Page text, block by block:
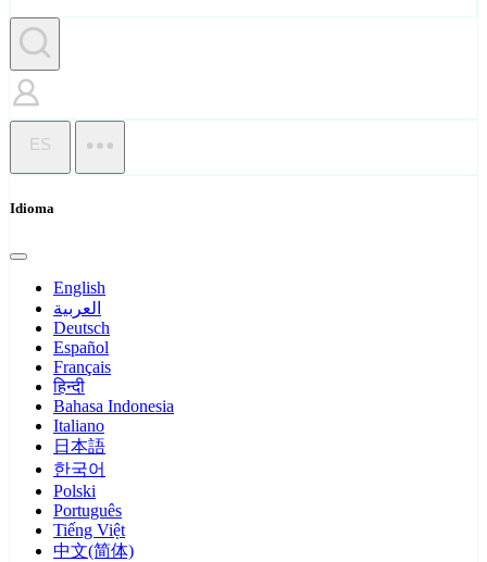
ES
Idioma
English
العربية
Deutsch
Español
Français
हिन्दी
Bahasa Indonesia
Italiano
日本語
한국어
Polski
Português
Tiếng Việt
中文(简体)